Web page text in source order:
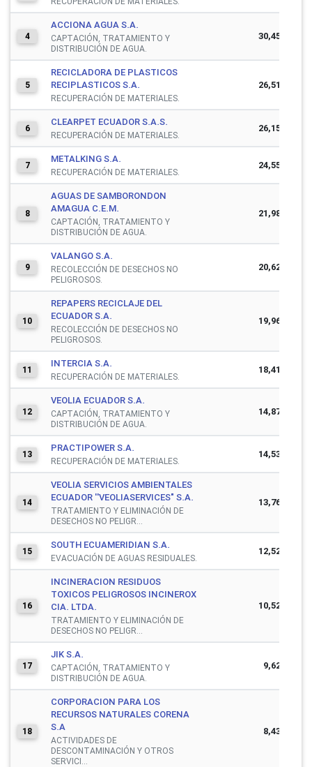
4
ACCIONA AGUA S.A.
CAPTACIÓN, TRATAMIENTO Y
DISTRIBUCIÓN DE AGUA.
30,455,135
5
RECICLADORA DE PLASTICOS
RECIPLASTICOS S.A.
RECUPERACIÓN DE MATERIALES.
26,518,917
6
CLEARPET ECUADOR S.A.S.
RECUPERACIÓN DE MATERIALES.
26,157,738
7
METALKING S.A.
RECUPERACIÓN DE MATERIALES.
24,559,532
8
AGUAS DE SAMBORONDON
AMAGUA C.E.M.
CAPTACIÓN, TRATAMIENTO Y
DISTRIBUCIÓN DE AGUA.
21,980,333
9
VALANGO S.A.
RECOLECCIÓN DE DESECHOS NO
PELIGROSOS.
20,620,642
10
REPAPERS RECICLAJE DEL
ECUADOR S.A.
RECOLECCIÓN DE DESECHOS NO
PELIGROSOS.
19,964,399
11
INTERCIA S.A.
RECUPERACIÓN DE MATERIALES.
18,410,399
12
VEOLIA ECUADOR S.A.
CAPTACIÓN, TRATAMIENTO Y
DISTRIBUCIÓN DE AGUA.
14,872,038
13
PRACTIPOWER S.A.
RECUPERACIÓN DE MATERIALES.
14,539,530
14
VEOLIA SERVICIOS AMBIENTALES
ECUADOR ''VEOLIASERVICES" S.A.
TRATAMIENTO Y ELIMINACIÓN DE
DESECHOS NO PELIGR...
13,764,815
15
SOUTH ECUAMERIDIAN S.A.
EVACUACIÓN DE AGUAS RESIDUALES.
12,527,780
16
INCINERACION RESIDUOS
TOXICOS PELIGROSOS INCINEROX
CIA. LTDA.
TRATAMIENTO Y ELIMINACIÓN DE
DESECHOS NO PELIGR...
10,520,568
17
JIK S.A.
CAPTACIÓN, TRATAMIENTO Y
DISTRIBUCIÓN DE AGUA.
9,629,409
18
CORPORACION PARA LOS
RECURSOS NATURALES CORENA
S.A
ACTIVIDADES DE
DESCONTAMINACIÓN Y OTROS
SERVICI...
8,439,992